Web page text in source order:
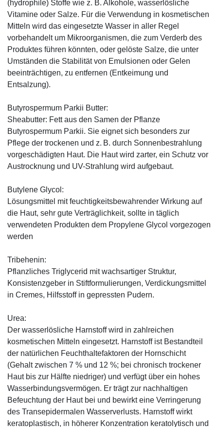
(hydrophile) Stoffe wie z. B. Alkohole, wasserlösliche
Vitamine oder Salze. Für die Verwendung in kosmetischen
Mitteln wird das eingesetzte Wasser in aller Regel
vorbehandelt um Mikroorganismen, die zum Verderb des
Produktes führen könnten, oder gelöste Salze, die unter
Umständen die Stabilität von Emulsionen oder Gelen
beeinträchtigen, zu entfernen (Entkeimung und
Entsalzung).
Butyrospermum Parkii Butter:
Sheabutter: Fett aus den Samen der Pflanze
Butyrospermum Parkii. Sie eignet sich besonders zur
Pflege der trockenen und z. B. durch Sonnenbestrahlung
vorgeschädigten Haut. Die Haut wird zarter, ein Schutz vor
Austrocknung und UV-Strahlung wird aufgebaut.
Butylene Glycol:
Lösungsmittel mit feuchtigkeitsbewahrender Wirkung auf
die Haut, sehr gute Verträglichkeit, sollte in täglich
verwendeten Produkten dem Propylene Glycol vorgezogen
werden
Tribehenin:
Pflanzliches Triglycerid mit wachsartiger Struktur,
Konsistenzgeber in Stiftformulierungen, Verdickungsmittel
in Cremes, Hilfsstoff in gepressten Pudern.
Urea:
Der wasserlösliche Harnstoff wird in zahlreichen
kosmetischen Mitteln eingesetzt. Harnstoff ist Bestandteil
der natürlichen Feuchthaltefaktoren der Hornschicht
(Gehalt zwischen 7 % und 12 %; bei chronisch trockener
Haut bis zur Hälfte niedriger) und verfügt über ein hohes
Wasserbindungsvermögen. Er trägt zur nachhaltigen
Befeuchtung der Haut bei und bewirkt eine Verringerung
des Transepidermalen Wasserverlusts. Harnstoff wirkt
keratoplastisch, in höherer Konzentration keratolytisch und